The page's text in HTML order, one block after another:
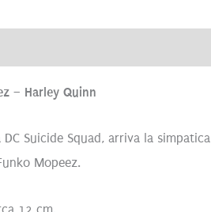
– Harley Quinn
Suicide Squad, arriva la
Mopeez.
12 cm.